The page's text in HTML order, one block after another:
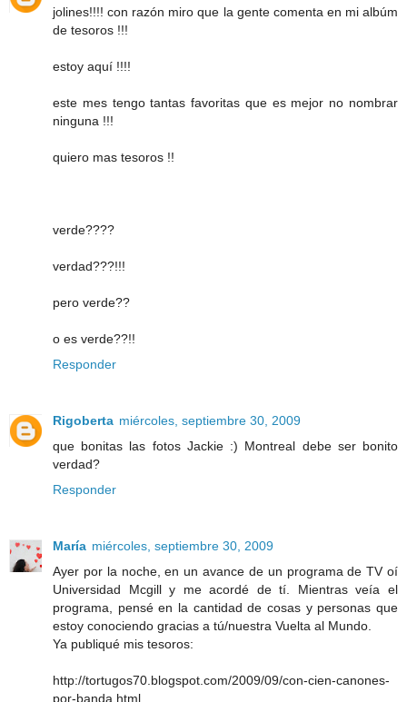
jolines!!!! con razón miro que la gente comenta en mi albúm
de tesoros !!!
estoy aquí !!!!
este mes tengo tantas favoritas que es mejor no nombrar
ninguna !!!
quiero mas tesoros !!
verde????
verdad???!!!
pero verde??
o es verde??!!
Responder
Rigoberta miércoles, septiembre 30, 2009
que bonitas las fotos Jackie :) Montreal debe ser bonito
verdad?
Responder
María miércoles, septiembre 30, 2009
Ayer por la noche, en un avance de un programa de TV oí
Universidad Mcgill y me acordé de tí. Mientras veía el
programa, pensé en la cantidad de cosas y personas que
estoy conociendo gracias a tú/nuestra Vuelta al Mundo.
Ya publiqué mis tesoros:
http://tortugos70.blogspot.com/2009/09/con-cien-canones-
por-banda.html